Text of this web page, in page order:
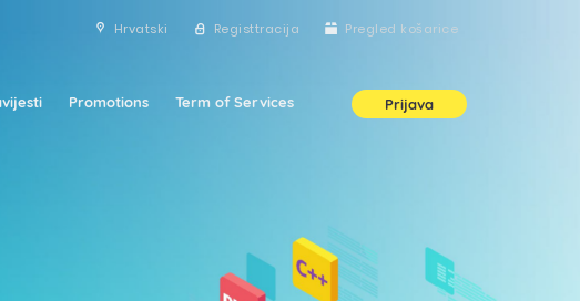
Hrvatski Registtracija Pregled košarice
Promotions Term of Services Prijava